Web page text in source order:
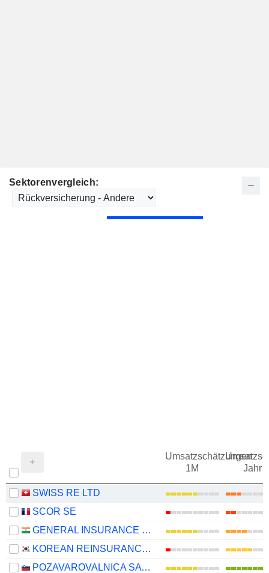
Sektorenvergleich:
Umsatzschätzungen
1M
Jahr
SWISS RE LTD
SCOR SE
GENERAL INSURANCE CORPORATION OF INDIA
KOREAN REINSURANCE COMPANY
POZAVAROVALNICA SAVA, D.D.